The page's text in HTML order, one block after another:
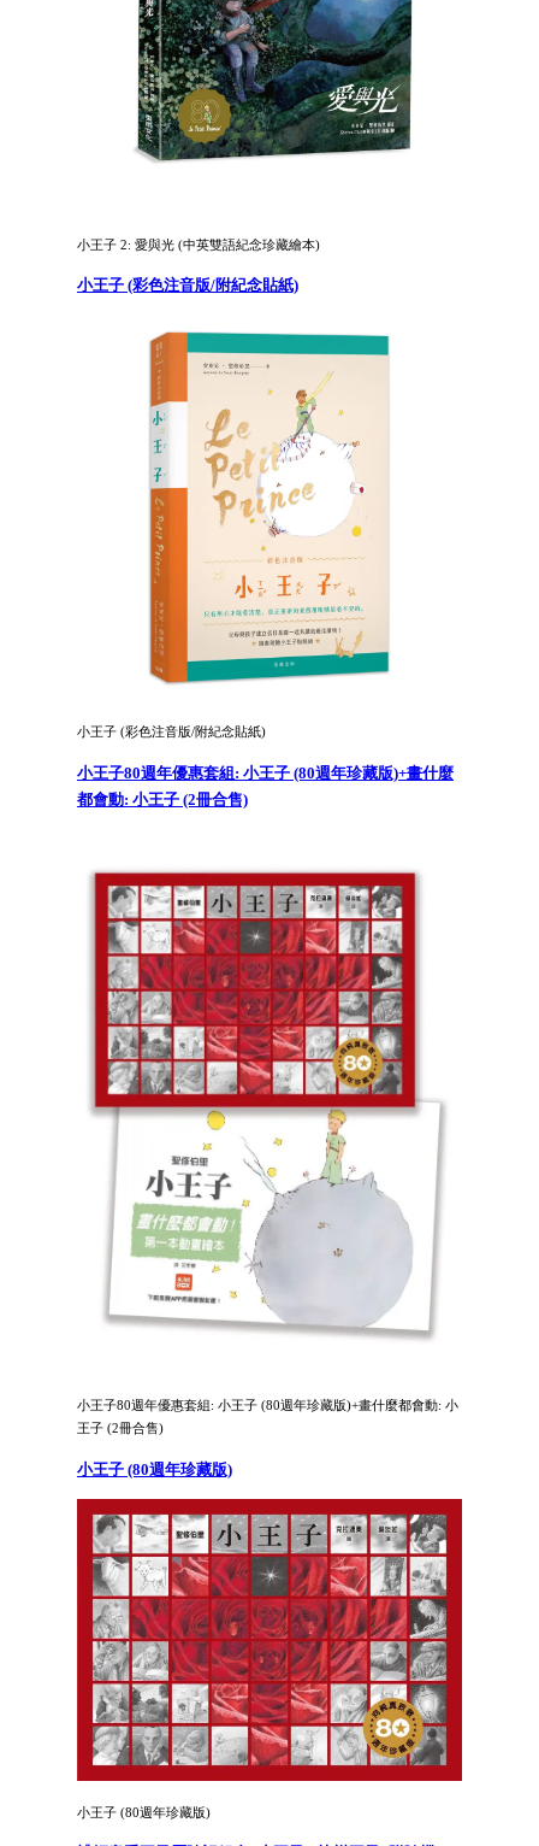
小王子 2: 愛與光 (中英雙語紀念珍藏繪本)
小王子 (彩色注音版/附紀念貼紙)
小王子 (彩色注音版/附紀念貼紙)
小王子80週年優惠套組: 小王子 (80週年珍藏版)+畫什麼
都會動: 小王子 (2冊合售)
小王子80週年優惠套組: 小王子 (80週年珍藏版)+畫什麼都會動: 小
王子 (2冊合售)
小王子 (80週年珍藏版)
小王子 (80週年珍藏版)